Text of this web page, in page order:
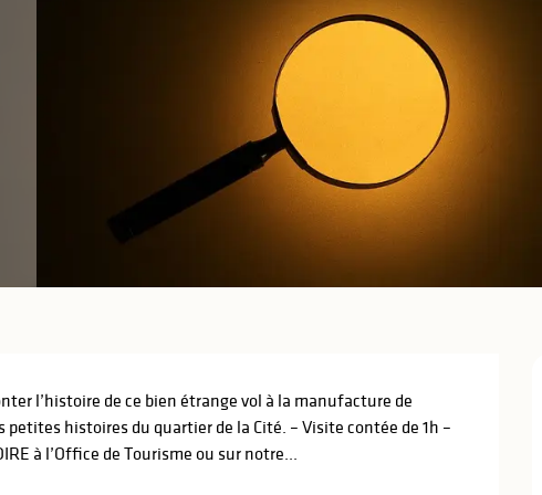
l’histoire de ce bien étrange vol à la manufacture de
petites histoires du quartier de la Cité. – Visite contée de 1h –
à l’Office de Tourisme ou sur notre...